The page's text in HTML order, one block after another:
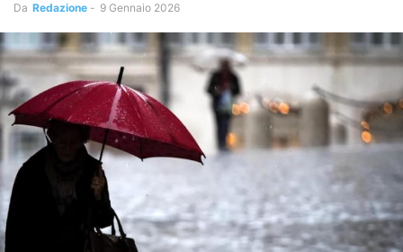
Da Redazione - 9 Gennaio 2026